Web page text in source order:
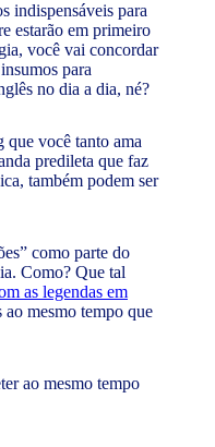
indispensáveis para
estarão em primeiro
você vai concordar
para
no dia a dia, né?
que você tanto ama
predileta que faz
também podem ser
como parte do
Como? Que tal
as legendas em
mesmo tempo que
ao mesmo tempo